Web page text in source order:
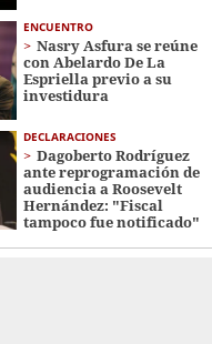
ENCUENTRO
Nasry Asfura se reúne
con Abelardo De La
Espriella previo a su
investidura
DECLARACIONES
Dagoberto Rodríguez
ante reprogramación de
audiencia a Roosevelt
Hernández: "Fiscal
tampoco fue notificado"